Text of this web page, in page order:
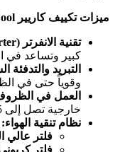
ميزات تكييف كاريير
تقنية الانفرتر (DC Inverter):
كبير وتساعد في
التبريد والتدفئة
وقوياً حتى في
العمل في
خارجية تصل إلى 55 درجة مئوية.
نظام تنقية الهواء:
فلتر عالي
فلتر